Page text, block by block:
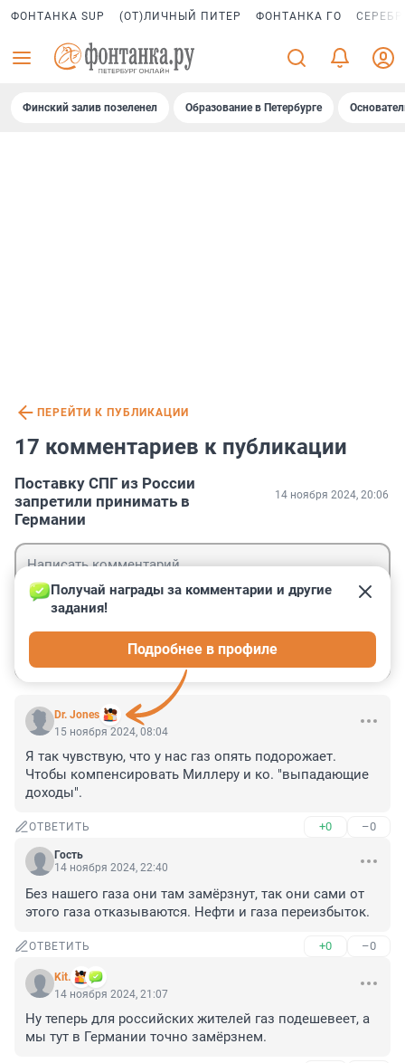
ФОНТАНКА SUP (ОТ)ЛИЧНЫЙ ПИТЕР ФОНТАНКА ГО
Финский залив позеленел Образование в Петербурге
ПЕРЕЙТИ К ПУБЛИКАЦИИ
17 комментариев к публикации
Поставку СПГ из России
запретили принимать в
Германии
14 ноября 2024, 20:06
Dr. Jones
Получай награды за комментарии и другие
задания!
Подробнее в профиле
15 ноября 2024, 08:04
Я так чувствую, что у нас газ опять подорожает.
Чтобы компенсировать Миллеру и ко. "выпадающие
доходы".
ОТВЕТИТЬ +0 –0
Гость
14 ноября 2024, 22:40
Без нашего газа они там замёрзнут, так они сами от
этого газа отказываются. Нефти и газа переизбыток.
ОТВЕТИТЬ +0 –0
Kit.
14 ноября 2024, 21:07
Ну теперь для российских жителей газ подешевеет, а
мы тут в Германии точно замёрзнем.